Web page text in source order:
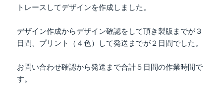
トレースしてデザインを作成しました。
デザイン作成からデザイン確認をして頂き製版までが３
日間、プリント（４色）して発送までが２日間でした。
お問い合わせ確認から発送まで合計５日間の作業時間で
す。